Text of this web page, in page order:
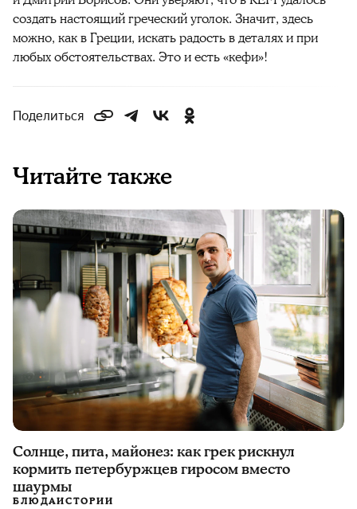
создать настоящий греческий уголок. Значит, здесь
можно, как в Греции, искать радость в деталях и при
любых обстоятельствах. Это и есть «кефи»!
Поделиться
Читайте также
Солнце, пита, майонез: как грек рискнул
кормить петербуржцев гиросом вместо
шаурмы
БЛЮДАИСТОРИИ